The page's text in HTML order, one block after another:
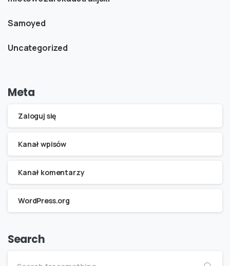
Samoyed
Uncategorized
Meta
Zaloguj się
Kanał wpisów
Kanał komentarzy
WordPress.org
Search